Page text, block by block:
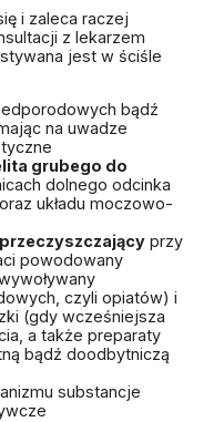
i zaleca raczej
z lekarzem
jest w ściśle
bądź
na uwadze
grubego do
dolnego odcinka
układu moczowo-
przy
powodowany
czyli opiatów) i
(gdy wcześniejsza
a także preparaty
bądź doodbytniczą
substancje